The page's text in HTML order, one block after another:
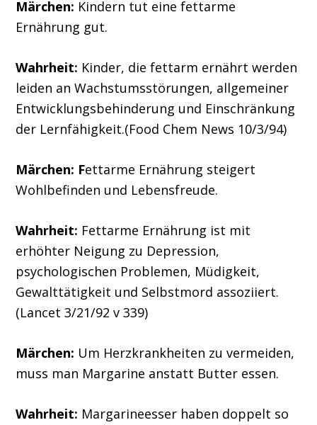
Märchen: Kindern tut eine fettarme
Ernährung gut.
Wahrheit: Kinder, die fettarm ernährt werden
leiden an Wachstumsstörungen, allgemeiner
Entwicklungsbehinderung und Einschränkung
der Lernfähigkeit.(Food Chem News 10/3/94)
Märchen: Fettarme Ernährung steigert
Wohlbefinden und Lebensfreude.
Wahrheit: Fettarme Ernährung ist mit
erhöhter Neigung zu Depression,
psychologischen Problemen, Müdigkeit,
Gewalttätigkeit und Selbstmord assoziiert.
(Lancet 3/21/92 v 339)
Märchen: Um Herzkrankheiten zu vermeiden,
muss man Margarine anstatt Butter essen.
Wahrheit: Margarineesser haben doppelt so